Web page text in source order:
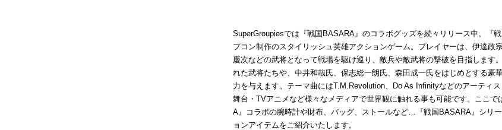
SuperGroupiesでは『戦国BASARA』のコラボグッズを続々リリース中。『
プコン制作のスタイリッシュ英雄アクションゲーム。プレイヤーは、伊達政
慶次などの武将となって戦場を駆け巡り、敵兵や敵武将の撃破を目指します
れた武将たちや、中井和哉氏、保志総一朗氏、森田成一氏をはじめとする豪
力を与えます。テーマ曲にはT.M.Revolution、Do As Infinityなどのアーティス
舞台・TVアニメなど様々なメディアで世界観に触れる事も可能です。ここで
A』コラボの腕時計や財布、バッグ、ストールなど…『戦国BASARA』シリ
ョンアイテムをご紹介いたします。